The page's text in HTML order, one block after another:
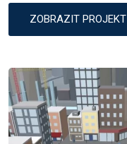
ZOBRAZIT PROJEKT